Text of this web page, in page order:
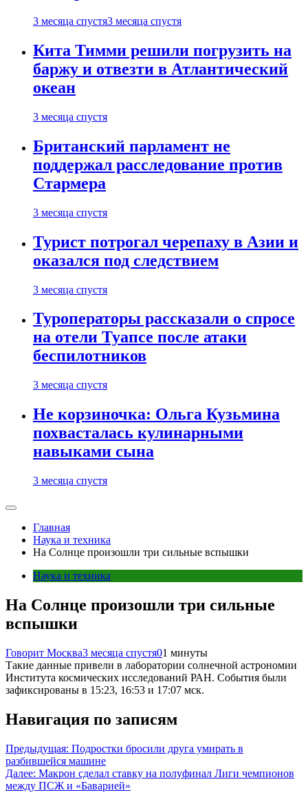
3 месяца спустя3 месяца спустя
Кита Тимми решили погрузить на
баржу и отвезти в Атлантический
океан
3 месяца спустя
Британский парламент не
поддержал расследование против
Стармера
3 месяца спустя
Турист потрогал черепаху в Азии и
оказался под следствием
3 месяца спустя
Туроператоры рассказали о спросе
на отели Туапсе после атаки
беспилотников
3 месяца спустя
Не корзиночка: Ольга Кузьмина
похвасталась кулинарными
навыками сына
3 месяца спустя
Главная
Наука и техника
На Солнце произошли три сильные вспышки
Наука и техника
На Солнце произошли три сильные
вспышки
Говорит Москва3 месяца спустя01 минуты
Такие данные привели в лаборатории солнечной астрономии
Института космических исследований РАН. События были
зафиксированы в 15:23, 16:53 и 17:07 мск.
Навигация по записям
Предыдущая: Подростки бросили друга умирать в
разбившейся машине
Далее: Макрон сделал ставку на полуфинал Лиги чемпионов
между ПСЖ и «Баварией»